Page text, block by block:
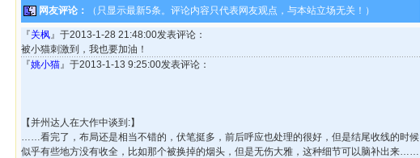
网友评论： （只显示最新5条。评论内容只代表网友观点，与本站立场无关！）
『关枫』于2013-1-28 21:48:00发表评论：
被小猫刺激到，我也要加油！
『姚小猫』于2013-1-13 9:25:00发表评论：
【并州达人在大作中谈到:】
……看完了，布局还是相当不错的，伏笔挺多，前后呼应也处理的很好，但是结尾收线的时候
似乎有些地方没有收全，比如那个被换掉的烟头，但是无伤大雅，这种细节可以脑补出来……